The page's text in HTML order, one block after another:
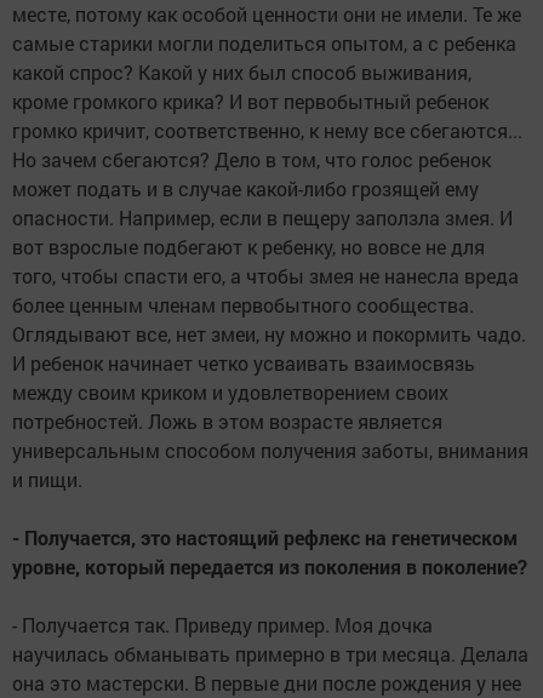
месте, потому как особой ценности они не имели. Те же
самые старики могли поделиться опытом, а с ребенка
какой спрос? Какой у них был способ выживания,
кроме громкого крика? И вот первобытный ребенок
громко кричит, соответственно, к нему все сбегаются...
Но зачем сбегаются? Дело в том, что голос ребенок
может подать и в случае какой-либо грозящей ему
опасности. Например, если в пещеру заползла змея. И
вот взрослые подбегают к ребенку, но вовсе не для
того, чтобы спасти его, а чтобы змея не нанесла вреда
более ценным членам первобытного сообщества.
Оглядывают все, нет змеи, ну можно и покормить чадо.
И ребенок начинает четко усваивать взаимосвязь
между своим криком и удовлетворением своих
потребностей. Ложь в этом возрасте является
универсальным способом получения заботы, внимания
и пищи.
- Получается, это настоящий рефлекс на генетическом
уровне, который передается из поколения в поколение?
- Получается так. Приведу пример. Моя дочка
научилась обманывать примерно в три месяца. Делала
она это мастерски. В первые дни после рождения у нее